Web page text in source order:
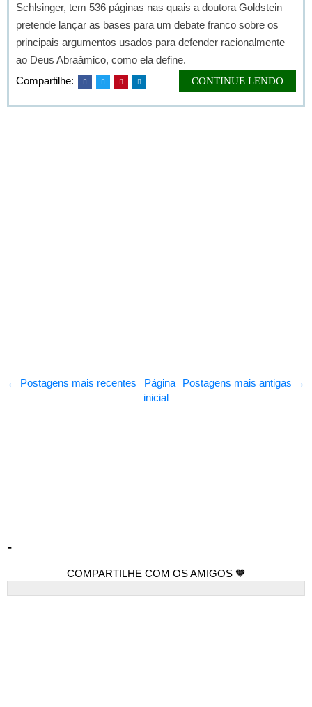
Schlsinger, tem 536 páginas nas quais a doutora Goldstein
pretende lançar as bases para um debate franco sobre os
principais argumentos usados para defender racionalmente
ao Deus Abraâmico, como ela define.
Compartilhe:
CONTINUE LENDO
← Postagens mais recentes Postagens mais antigas →
Página
inicial
-
COMPARTILHE COM OS AMIGOS 🧡